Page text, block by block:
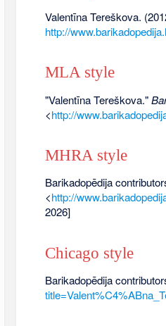
Valentīna Tereškova.
http://
MLA style
"Valentīna Tereškova."
<http://
MHRA style
Barikadopēdija
<http://
2026]
Chicago style
Barikadopēdija